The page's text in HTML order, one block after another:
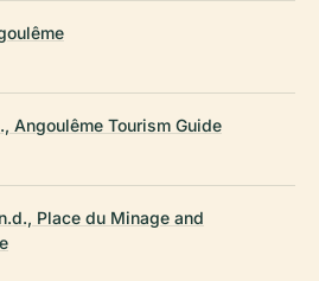
Angoulême Tourism Guide
Place du Minage and